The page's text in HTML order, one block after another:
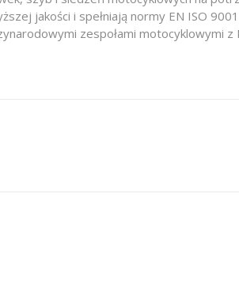
jakości i spełniają normy EN ISO
zespołami motocyklowymi z